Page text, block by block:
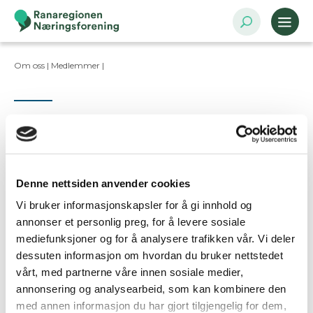
Denne nettsiden anvender cookies
Vi bruker informasjonskapsler for å gi innhold og
annonser et personlig preg, for å levere sosiale
mediefunksjoner og for å analysere trafikken vår. Vi deler
dessuten informasjon om hvordan du bruker nettstedet
vårt, med partnerne våre innen sosiale medier,
annonsering og analysearbeid, som kan kombinere den
med annen informasjon du har gjort tilgjengelig for dem,
Om oss | Medlemmer |
Ta kontakt
Er dette din bedriftsprofil?
Klikk her for å be om redigeringstilgang